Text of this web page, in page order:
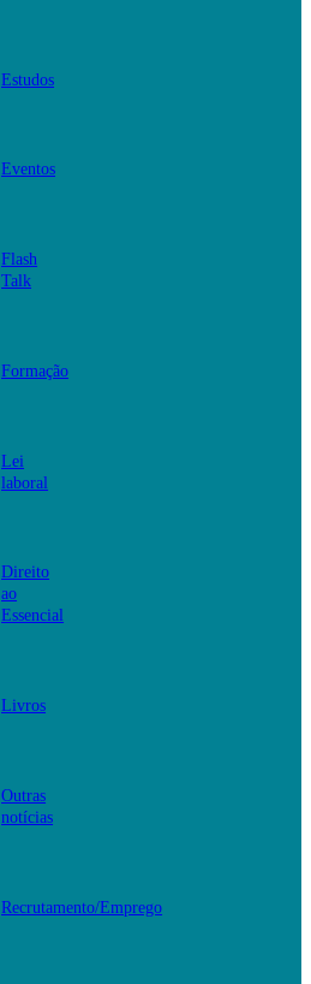
Estudos
Eventos
Flash
Talk
Formação
Lei
laboral
Direito
ao
Essencial
Livros
Outras
notícias
Recrutamento/Emprego